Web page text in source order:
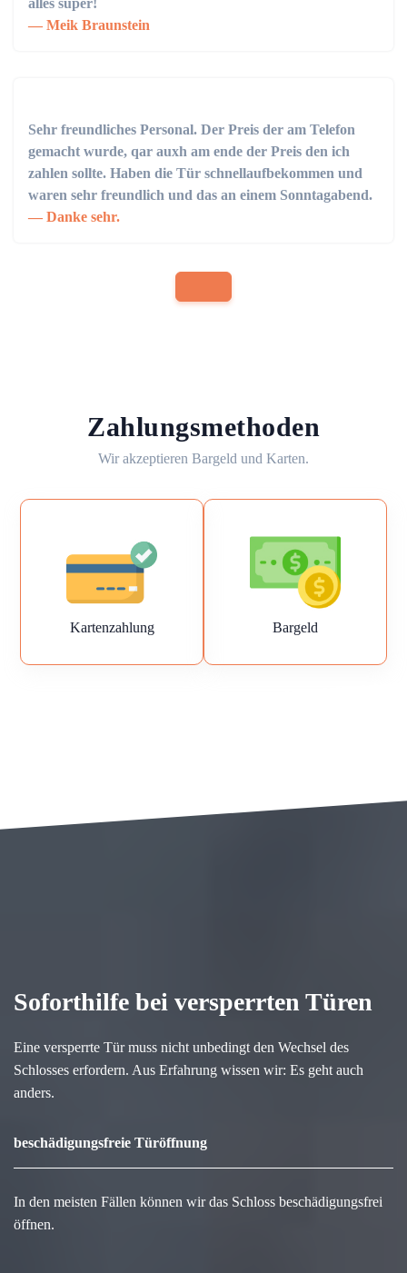
alles super!
Meik Braunstein
Sehr freundliches Personal. Der Preis der am Telefon
gemacht wurde, qar auxh am ende der Preis den ich
zahlen sollte. Haben die Tür schnellaufbekommen und
waren sehr freundlich und das an einem Sonntagabend.
Danke sehr.
Zahlungsmethoden
Wir akzeptieren Bargeld und Karten.
Kartenzahlung Bargeld
Soforthilfe bei versperrten Türen
Eine versperrte Tür muss nicht unbedingt den Wechsel des
Schlosses erfordern. Aus Erfahrung wissen wir: Es geht auch
anders.
beschädigungsfreie Türöffnung
In den meisten Fällen können wir das Schloss beschädigungsfrei
öffnen.